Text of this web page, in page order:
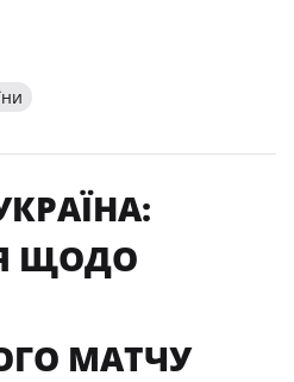
ЩОДО
МАТЧУ